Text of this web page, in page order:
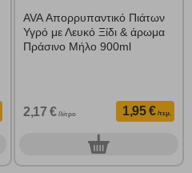
AVA Απορρυπαντικό Πιάτων
Υγρό με Λευκό Ξίδι & άρωμα
Πράσινο Μήλο 900ml
2,17 € /λίτρο 1,95 € /τεμ.
0τεμ.